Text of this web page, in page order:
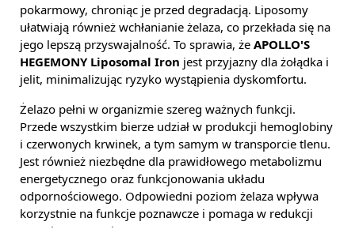
pokarmowy, chroniąc je przed degradacją. Liposomy
ułatwiają również wchłanianie żelaza, co przekłada się na
jego lepszą przyswajalność. To sprawia, że APOLLO'S
HEGEMONY Liposomal Iron jest przyjazny dla żołądka i
jelit, minimalizując ryzyko wystąpienia dyskomfortu.
Żelazo pełni w organizmie szereg ważnych funkcji.
Przede wszystkim bierze udział w produkcji hemoglobiny
i czerwonych krwinek, a tym samym w transporcie tlenu.
Jest również niezbędne dla prawidłowego metabolizmu
energetycznego oraz funkcjonowania układu
odpornościowego. Odpowiedni poziom żelaza wpływa
korzystnie na funkcje poznawcze i pomaga w redukcji